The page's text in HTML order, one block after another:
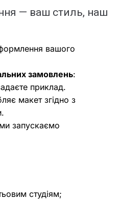
— ваш стиль, наш
вашого
замовлень:
приклад.
макет згідно з
запускаємо
студіям;